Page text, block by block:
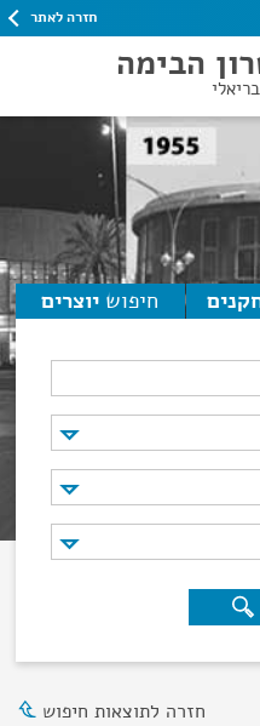
חזרה לאתר
הבימה
חיפוש יוצרים
חזרה לתוצאות חיפוש